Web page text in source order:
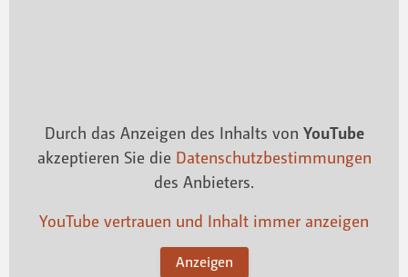
Durch das Anzeigen des Inhalts von YouTube
akzeptieren Sie die Datenschutzbestimmungen
des Anbieters.
YouTube vertrauen und Inhalt immer anzeigen
Anzeigen